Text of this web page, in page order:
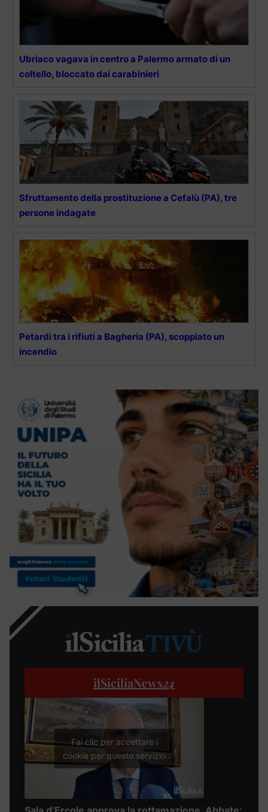
Ubriaco vagava in centro a Palermo armato di un
coltello, bloccato dai carabinieri
Sfruttamento della prostituzione a Cefalù (PA), tre
persone indagate
Petardi tra i rifiuti a Bagheria (PA), scoppiato un
incendio
ilSiciliaNews24
Fai clic per accettare i
cookie per questo servizio